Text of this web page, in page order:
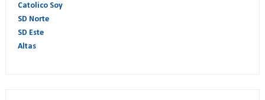
Catolico Soy
SD Norte
SD Este
Altas